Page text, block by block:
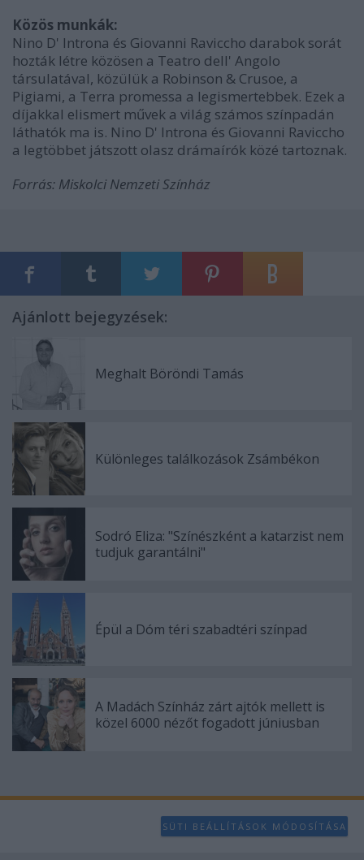
Közös munkák:
Nino D' Introna és Giovanni Raviccho darabok sorát
hozták létre közösen a Teatro dell' Angolo
társulatával, közülük a Robinson & Crusoe, a
Pigiami, a Terra promessa a legismertebbek. Ezek a
díjakkal elismert művek a világ számos színpadán
láthatók ma is. Nino D' Introna és Giovanni Raviccho
a legtöbbet játszott olasz drámaírók közé tartoznak.
Forrás: Miskolci Nemzeti Színház
Ajánlott bejegyzések:
Meghalt Böröndi Tamás
Különleges találkozások Zsámbékon
Sodró Eliza: "Színészként a katarzist nem
tudjuk garantálni"
Épül a Dóm téri szabadtéri színpad
A Madách Színház zárt ajtók mellett is
közel 6000 nézőt fogadott júniusban
SÜTI BEÁLLÍTÁSOK MÓDOSÍTÁSA